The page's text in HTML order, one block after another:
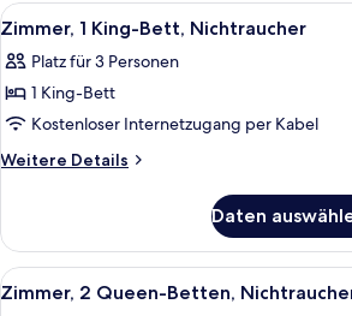
King
And
2
Beds,
Non
Smoking
Alle
Fotos
für
Zimmer,
1 King-
Bett,
Ein
6
Zimmer, 1 King-Bett, Nichtraucher
Platz für 3 Personen
1 King-Bett
Kostenloser Internetzugang per Kabel
Weitere Details
Weitere
1 King-
Bett,
Nichtraucher
Daten
Alle
Fotos
Ein
7
Zimmer, 2 Queen-Betten,